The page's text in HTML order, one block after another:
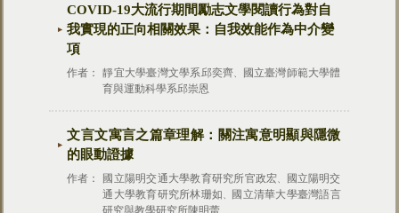
COVID-19大流行期間勵志文學閱讀行為對自
我實現的正向相關效果：自我效能作為中介變
項
作者： 靜宜大學臺灣文學系邱奕齊
國立臺灣師範大學體
育與運動科學系邱崇恩
文言文寓言之篇章理解：關注寓意明顯與隱微
的眼動證據
作者： 國立陽明交通大學教育研究所官政宏
國立陽明交
通大學教育研究所林珊如
國立清華大學臺灣語言
研究與教學研究所陳明蕾